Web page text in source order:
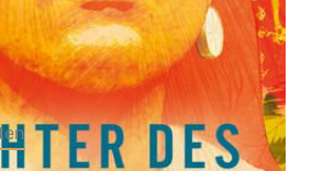
ISBN: 978-3-
45321836-9